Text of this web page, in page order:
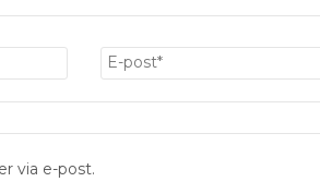
via e-post.